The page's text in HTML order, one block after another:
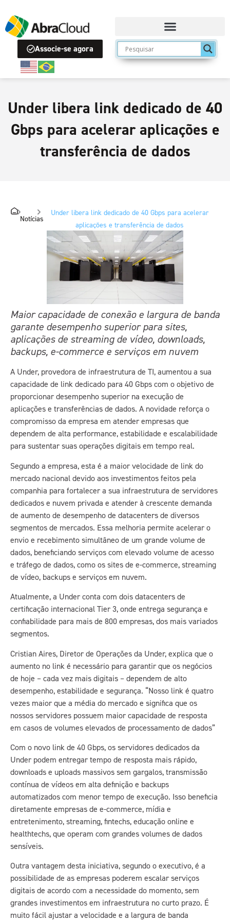
Associe-se agora
Under libera link dedicado de 40
Gbps para acelerar aplicações e
transferência de dados
Notícias
Under libera link dedicado de 40 Gbps para acelerar
aplicações e transferência de dados
Maior capacidade de conexão e largura de banda
garante desempenho superior para sites,
aplicações de streaming de vídeo, downloads,
backups, e-commerce e serviços em nuvem
A Under, provedora de infraestrutura de TI, aumentou a sua
capacidade de link dedicado para 40 Gbps com o objetivo de
proporcionar desempenho superior na execução de
aplicações e transferências de dados. A novidade reforça o
compromisso da empresa em atender empresas que
dependem de alta performance, estabilidade e escalabilidade
para sustentar suas operações digitais em tempo real.
Segundo a empresa, esta é a maior velocidade de link do
mercado nacional devido aos investimentos feitos pela
companhia para fortalecer a sua infraestrutura de servidores
dedicados e nuvem privada e atender à crescente demanda
de aumento de desempenho de datacenters de diversos
segmentos de mercados. Essa melhoria permite acelerar o
envio e recebimento simultâneo de um grande volume de
dados, beneficiando serviços com elevado volume de acesso
e tráfego de dados, como os sites de e-commerce, streaming
de vídeo, backups e serviços em nuvem.
Atualmente, a Under conta com dois datacenters de
certificação internacional Tier 3, onde entrega segurança e
confiabilidade para mais de 800 empresas, dos mais variados
segmentos.
Cristian Aires, Diretor de Operações da Under, explica que o
aumento no link é necessário para garantir que os negócios
de hoje – cada vez mais digitais – dependem de alto
desempenho, estabilidade e segurança. “Nosso link é quatro
vezes maior que a média do mercado e significa que os
nossos servidores possuem maior capacidade de resposta
em casos de volumes elevados de processamento de dados”
Com o novo link de 40 Gbps, os servidores dedicados da
Under podem entregar tempo de resposta mais rápido,
downloads e uploads massivos sem gargalos, transmissão
contínua de vídeos em alta definição e backups
automatizados com menor tempo de execução. Isso beneficia
diretamente empresas de e-commerce, mídia e
entretenimento, streaming, fintechs, educação online e
healthtechs, que operam com grandes volumes de dados
sensíveis.
Outra vantagem desta iniciativa, segundo o executivo, é a
possibilidade de as empresas poderem escalar serviços
digitais de acordo com a necessidade do momento, sem
grandes investimentos em infraestrutura no curto prazo. É
muito fácil ajustar a velocidade e a largura de banda